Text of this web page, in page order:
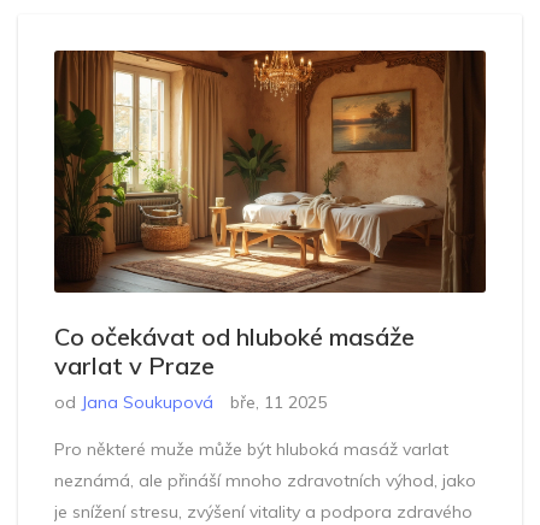
Co očekávat od hluboké masáže
varlat v Praze
od Jana Soukupová bře, 11 2025
Pro některé muže může být hluboká masáž varlat
neznámá, ale přináší mnoho zdravotních výhod, jako
je snížení stresu, zvýšení vitality a podpora zdravého